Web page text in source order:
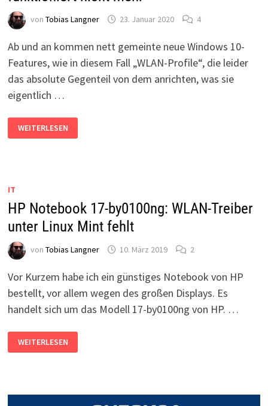
von Tobias Langner 23. Januar 2020 4
Ab und an kommen nett gemeinte neue Windows 10-
Features, wie in diesem Fall „WLAN-Profile“, die leider
das absolute Gegenteil von dem anrichten, was sie
eigentlich …
WINDOWS
10:
NETZWERK
WEITERLESEN
IT
HP Notebook 17-by0100ng: WLAN-Treiber
unter Linux Mint fehlt
von Tobias Langner 10. März 2019 2
Vor Kurzem habe ich ein günstiges Notebook von HP
bestellt, vor allem wegen des großen Displays. Es
handelt sich um das Modell 17-by0100ng von HP. …
HP
NOTEBOOK
17-
LINUX
WEITERLESEN